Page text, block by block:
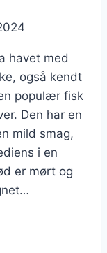
havet med
også kendt
populær fisk
Den har en
mild smag,
i en
er mørt og